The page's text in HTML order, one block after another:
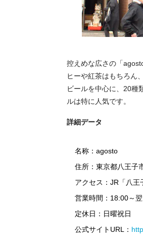
控えめな広さの「
ヒーや紅茶はもちろん
ビールを中心に、20種
ルは特に人気です。
詳細データ
名称：agosto
住所：東京都八王子
アクセス：JR「八
営業時間：18:00～
定休日：日曜祝日
公式サイトURL：